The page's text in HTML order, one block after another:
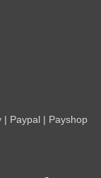
| Paypal | Payshop